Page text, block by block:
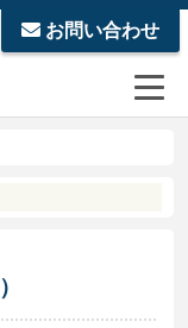
お問い合わせ